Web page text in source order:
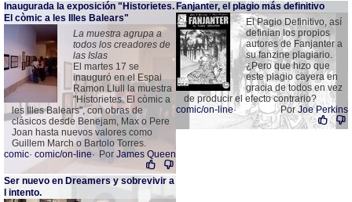
Inaugurada la exposición "Historietes.
El còmic a les Illes Balears"
La muestra agrupa a
todos los creadores de
las Islas
El martes 17 se
inauguró en el Espai
Ramon Llull la muestra
"Historietes. El còmic a
les Illes Balears", con obras de
clásicos desde Benejam, Max o Pere
Joan hasta nuevos valores como
Guillem March o Bartolo Torres.
comic· comic/on-line· Por James Queen
Fanjanter, el plagio más definitivo
El Pagio Definitivo, así
definian los propios
autores de Fanjanter a
su fanzine plagiario.
¿Pero que hizo que
este plagio cayera en
gracia de todos en vez
de producir el efecto contrario?
comic/on-line· PorJoe Perkins
Ser nuevo en Dreamers y sobrevivir a
l intento.